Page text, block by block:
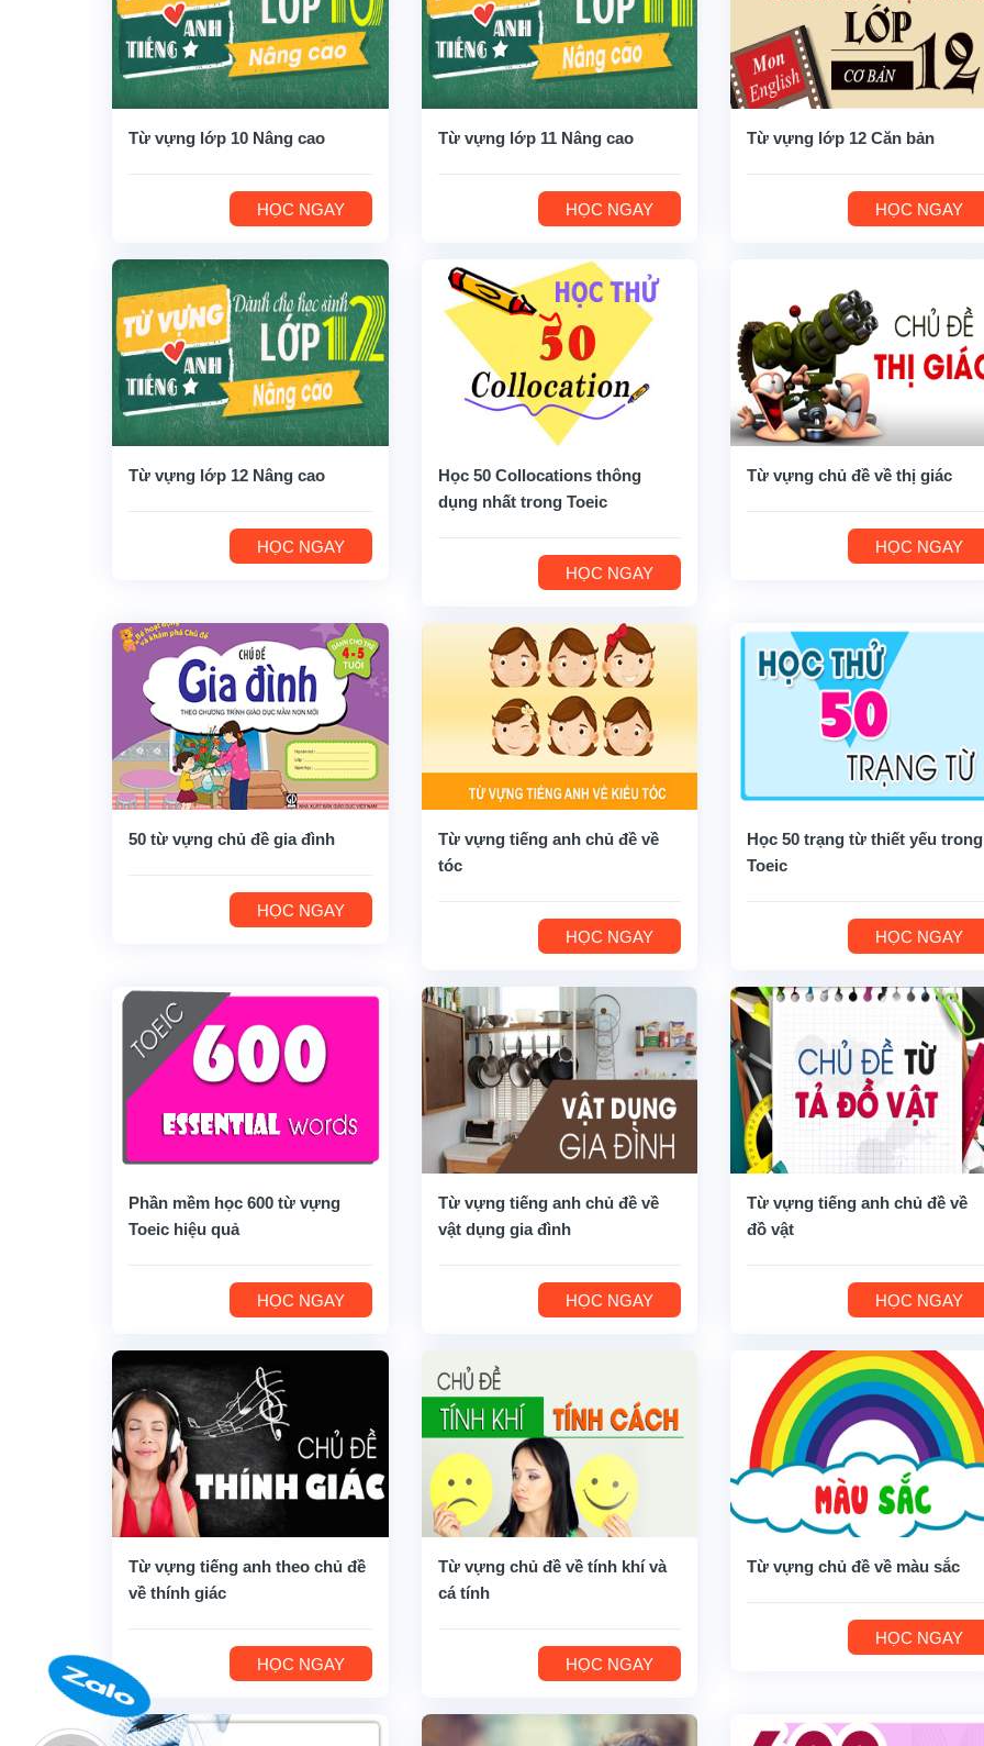
Từ vựng lớp 10 Nâng cao
HỌC NGAY
Từ vựng lớp 11 Nâng cao
HỌC NGAY
Từ vựng lớp 12 Căn bản
HỌC NGAY
Từ vựng lớp 12 Nâng cao
HỌC NGAY
Học 50 Collocations thông
dụng nhất trong Toeic
HỌC NGAY
Từ vựng chủ đề về thị giác
HỌC NGAY
50 từ vựng chủ đề gia đình
HỌC NGAY
Từ vựng tiếng anh chủ đề về
tóc
HỌC NGAY
Học 50 trạng từ thiết yếu trong
Toeic
HỌC NGAY
Phần mềm học 600 từ vựng
Toeic hiệu quả
HỌC NGAY
Từ vựng tiếng anh chủ đề về
vật dụng gia đình
HỌC NGAY
Từ vựng tiếng anh chủ đề về
đồ vật
HỌC NGAY
Từ vựng tiếng anh theo chủ đề
về thính giác
HỌC NGAY
Từ vựng chủ đề về tính khí và
cá tính
HỌC NGAY
Từ vựng chủ đề về màu sắc
HỌC NGAY